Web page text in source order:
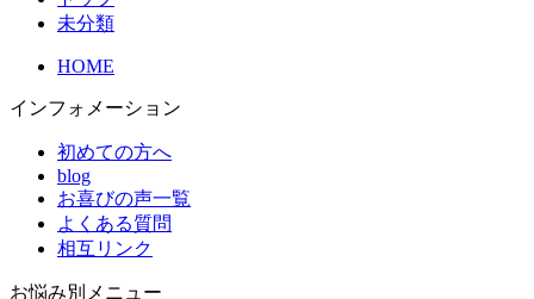
未分類
HOME
インフォメーション
初めての方へ
blog
お喜びの声一覧
よくある質問
相互リンク
お悩み別メニュー